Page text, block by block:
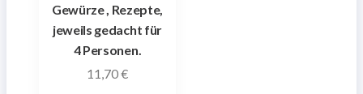
Gewürze , Rezepte,
jeweils gedacht für
4 Personen.
11,70€